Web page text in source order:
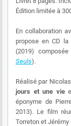
Édition limitée à
En collaboration
propose en CD
(2019)
Seuls).
Réalisé par
jours et une vie
éponyme de
2013). Le film
Torreton et Jérémy